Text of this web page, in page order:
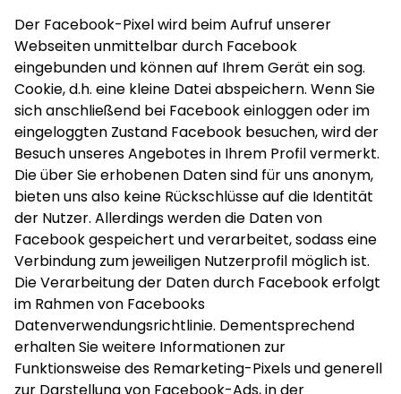
Der Facebook-Pixel wird beim Aufruf unserer
Webseiten unmittelbar durch Facebook
eingebunden und können auf Ihrem Gerät ein sog.
Cookie, d.h. eine kleine Datei abspeichern. Wenn Sie
sich anschließend bei Facebook einloggen oder im
eingeloggten Zustand Facebook besuchen, wird der
Besuch unseres Angebotes in Ihrem Profil vermerkt.
Die über Sie erhobenen Daten sind für uns anonym,
bieten uns also keine Rückschlüsse auf die Identität
der Nutzer. Allerdings werden die Daten von
Facebook gespeichert und verarbeitet, sodass eine
Verbindung zum jeweiligen Nutzerprofil möglich ist.
Die Verarbeitung der Daten durch Facebook erfolgt
im Rahmen von Facebooks
Datenverwendungsrichtlinie. Dementsprechend
erhalten Sie weitere Informationen zur
Funktionsweise des Remarketing-Pixels und generell